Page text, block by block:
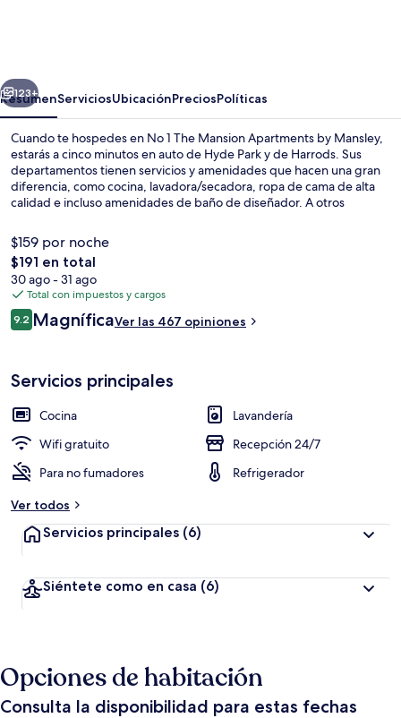
Apartments
by
Mansley
Siguiente
123+
ResumenServiciosUbicaciónPreciosPolíticas
Cuando te hospedes en No 1 The Mansion Apartments by Mansley,
estarás a cinco minutos en auto de Hyde Park y de Harrods. Sus
departamentos tienen servicios y amenidades que hacen una gran
diferencia, como cocina, lavadora/secadora, ropa de cama de alta
calidad e incluso amenidades de baño de diseñador. A otros
personal amable y el estado general de la propiedad. Hay opciones
de transporte público a una corta distancia a pie: Estación de metro
Earl's Court está a 5 minutos y Estación de metro West Brompton
está a 8 minutos.
$159 por noche
El
precio
total
es
de
$191 en total
30 ago - 31 ago
Total con impuestos y cargos
Opiniones
9.29.2 de 10,
MagníficaVer las 467 opiniones
Servicios principales
Cocina
Lavandería
Wifi gratuito
Recepción 24/7
Para no fumadores
Refrigerador
Ver todos
Servicios principales (6)
Siéntete como en casa (6)
Opciones de habitación
Consulta la disponibilidad para estas fechas